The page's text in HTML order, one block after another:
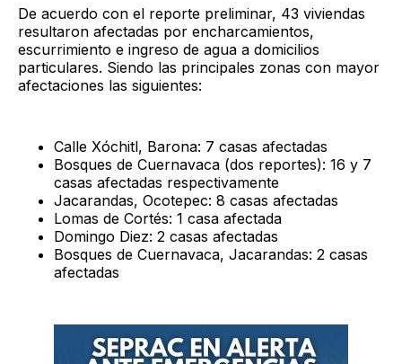
De acuerdo con el reporte preliminar, 43 viviendas
resultaron afectadas por encharcamientos,
escurrimiento e ingreso de agua a domicilios
particulares. Siendo las principales zonas con mayor
afectaciones las siguientes:
Calle Xóchitl, Barona: 7 casas afectadas
Bosques de Cuernavaca (dos reportes): 16 y 7
casas afectadas respectivamente
Jacarandas, Ocotepec: 8 casas afectadas
Lomas de Cortés: 1 casa afectada
Domingo Diez: 2 casas afectadas
Bosques de Cuernavaca, Jacarandas: 2 casas
afectadas